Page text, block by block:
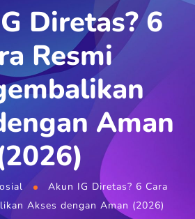
Diretas? 6
Resmi
Aman
Akun IG Diretas? 6 Cara
Akses dengan Aman (2026)